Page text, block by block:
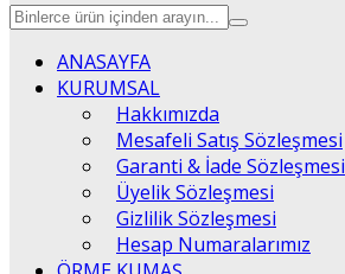
ANASAYFA
KURUMSAL
Hakkımızda
Mesafeli Satış Sözleşmesi
Garanti & İade Sözleşmesi
Üyelik Sözleşmesi
Gizlilik Sözleşmesi
Hesap Numaralarımız